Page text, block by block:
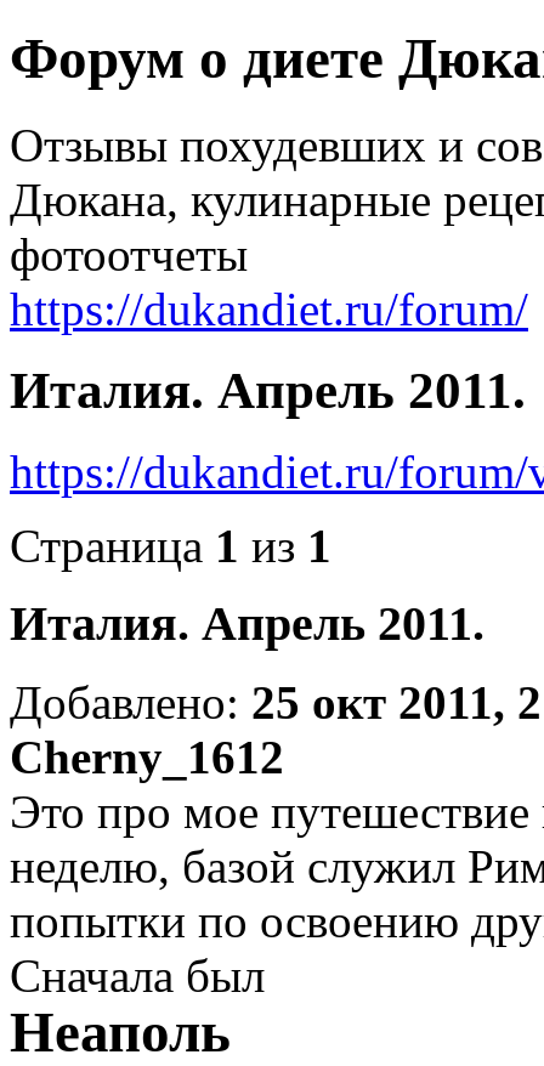
Форум о диете
Отзывы похудевших и
Дюкана, кулинарные
фотоотчеты
https://dukandiet.ru/forum/
Италия. Апрель 2011.
https://dukandiet.ru/
Страница 1 из 1
Италия. Апрель 2011.
Добавлено: 25 окт 2011,
Cherny_1612
Это про мое
неделю, базой служил
попытки по освоению
Сначала был
Неаполь